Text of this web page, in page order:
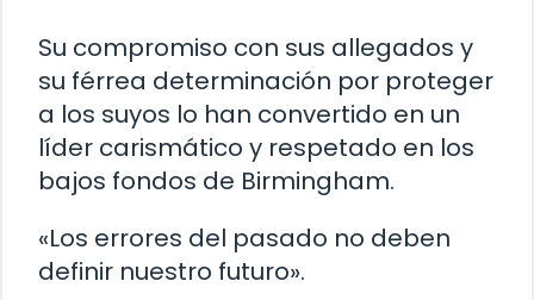
Su compromiso con sus allegados y
su férrea determinación por proteger
a los suyos lo han convertido en un
líder carismático y respetado en los
bajos fondos de Birmingham.
«Los errores del pasado no deben
definir nuestro futuro».